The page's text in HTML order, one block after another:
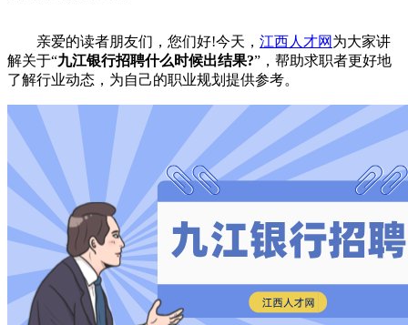
亲爱的读者朋友们，您们好!今天， 江西人才网 为大家讲
解关于“九江银行招聘什么时候出结果?”，帮助求职者更好地
了解行业动态，为自己的职业规划提供参考。